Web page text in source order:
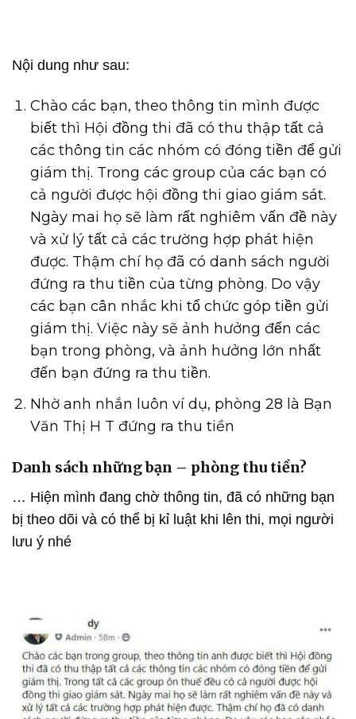
Nội dung như sau:
Chào các bạn, theo thông tin mình được
biết thì Hội đồng thi đã có thu thập tất cả
các thông tin các nhóm có đóng tiền để gửi
giám thị. Trong các group của các bạn có
cả người được hội đồng thi giao giám sát.
Ngày mai họ sẽ làm rất nghiêm vấn đề này
và xử lý tất cả các trường hợp phát hiện
được. Thậm chí họ đã có danh sách người
đứng ra thu tiền của từng phòng. Do vậy
các bạn cân nhắc khi tổ chức góp tiền gửi
giám thị. Việc này sẽ ảnh hưởng đến các
bạn trong phòng, và ảnh hưởng lớn nhất
đến bạn đứng ra thu tiền.
Nhờ anh nhắn luôn ví dụ, phòng 28 là Bạn
Văn Thị H T đứng ra thu tiền
Danh sách những bạn – phòng thu tiền?
… Hiện mình đang chờ thông tin, đã có những bạn
bị theo dõi và có thể bị kỉ luật khi lên thi, mọi người
lưu ý nhé